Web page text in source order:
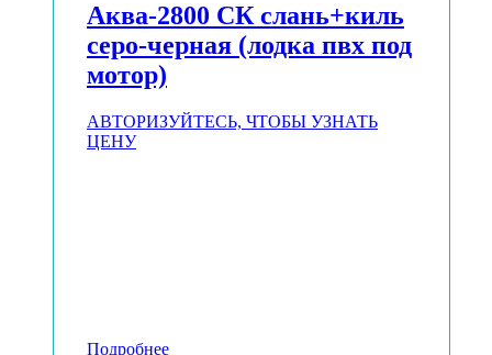
Аква-2800 СК слань+киль
серо-черная (лодка пвх под
мотор)
АВТОРИЗУЙТЕСЬ, ЧТОБЫ УЗНАТЬ
ЦЕНУ
Подробнее